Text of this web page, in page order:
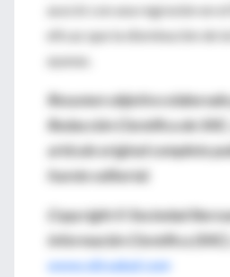
asoció con una regresión en
eficaz que la disminución de
ayunas.
Resumen objetivo
Redacción Científica de
artículo original completo
fuente editorial.
Copyright © Sociedad
Información Científica
www.siicsalud.com